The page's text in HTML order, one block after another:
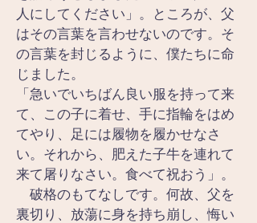
人にしてください」。ところが、父
はその言葉を言わせないのです。そ
の言葉を封じるように、僕たちに命
じました。
「急いでいちばん良い服を持って来
て、この子に着せ、手に指輪をはめ
てやり、足には履物を履かせなさ
い。それから、肥えた子牛を連れて
来て屠りなさい。食べて祝おう」。
破格のもてなしです。何故、父を
裏切り、放蕩に身を持ち崩し、悔い